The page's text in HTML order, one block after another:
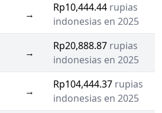
→
Rp10,444.44 rupias
indonesias en 2025
→
Rp20,888.87 rupias
indonesias en 2025
→
Rp104,444.37 rupias
indonesias en 2025